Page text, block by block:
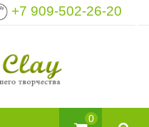
+7 909-502-26-20
0